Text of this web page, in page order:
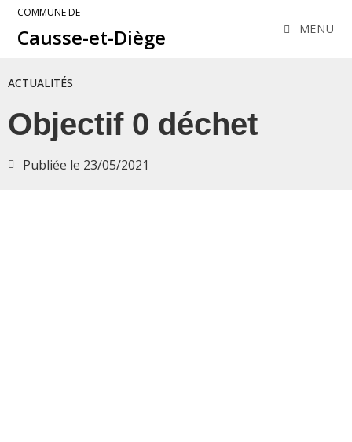
COMMUNE DE
Causse-et-Diège MENU
ACTUALITÉS
Objectif 0 déchet
Publiée le 23/05/2021